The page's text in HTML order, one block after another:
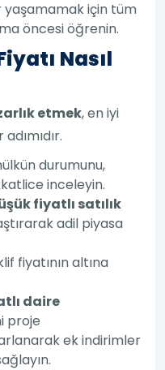
yaşamamak için tüm
öncesi öğrenin.
Nasıl
etmek, en iyi
durumunu,
inceleyin.
fiyatlı satılık
adil piyasa
fiyatının altına
daire
proje
ek indirimler